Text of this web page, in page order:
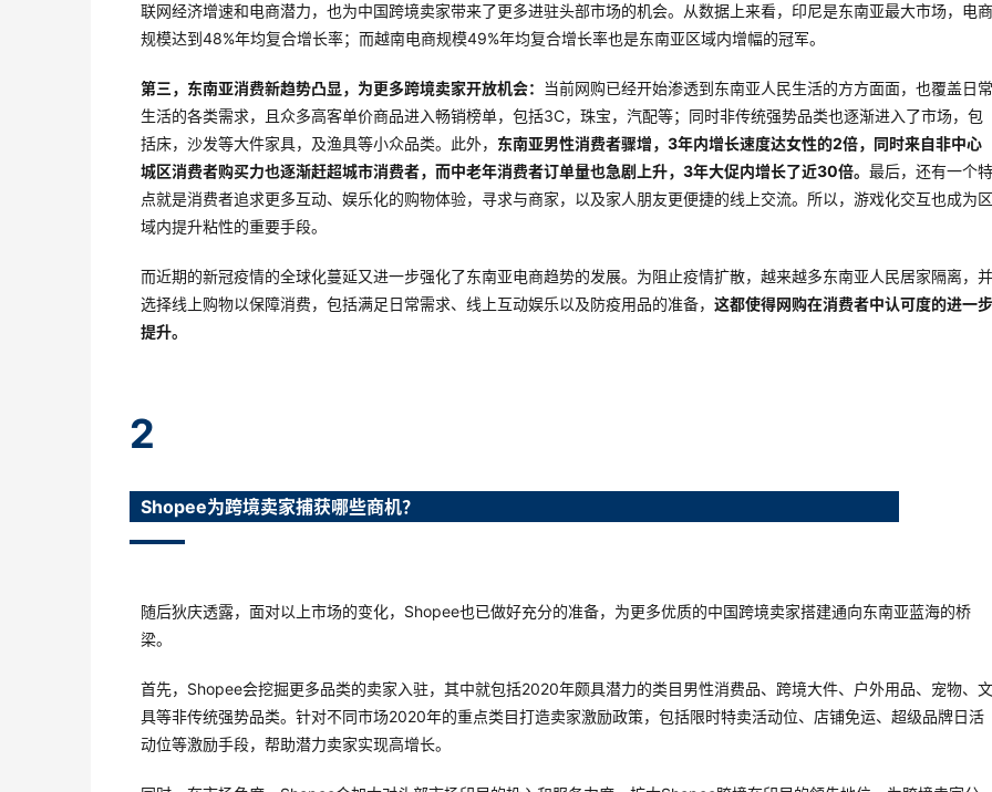
联网经济增速和电商潜力，也为中国跨境卖家带来了更多进驻头部市场的机会。从数据上来看，印尼是东南亚最大市场，电商
规模达到48%年均复合增长率；而越南电商规模49%年均复合增长率也是东南亚区域内增幅的冠军。
第三，东南亚消费新趋势凸显，为更多跨境卖家开放机会： 当前网购已经开始渗透到东南亚人民生活的方方面面，也覆盖日常
生活的各类需求，且众多高客单价商品进入畅销榜单，包括3C，珠宝，汽配等；同时非传统强势品类也逐渐进入了市场，包
括床，沙发等大件家具，及渔具等小众品类。此外， 东南亚男性消费者骤增，3年内增长速度达女性的2倍，同时来自非中心
城区消费者购买力也逐渐赶超城市消费者，而中老年消费者订单量也急剧上升，3年大促内增长了近30倍。 最后，还有一个特
点就是消费者追求更多互动、娱乐化的购物体验，寻求与商家，以及家人朋友更便捷的线上交流。所以，游戏化交互也成为区
域内提升粘性的重要手段。
而近期的新冠疫情的全球化蔓延又进一步强化了东南亚电商趋势的发展。为阻止疫情扩散，越来越多东南亚人民居家隔离，并
选择线上购物以保障消费，包括满足日常需求、线上互动娱乐以及防疫用品的准备， 这都使得网购在消费者中认可度的进一步
提升。
2
Shopee为跨境卖家捕获哪些商机？
随后狄庆透露，面对以上市场的变化，Shopee也已做好充分的准备，为更多优质的中国跨境卖家搭建通向东南亚蓝海的桥
梁。
首先，Shopee会挖掘更多品类的卖家入驻，其中就包括2020年颇具潜力的类目男性消费品、跨境大件、户外用品、宠物、文
具等非传统强势品类。针对不同市场2020年的重点类目打造卖家激励政策，包括限时特卖活动位、店铺免运、超级品牌日活
动位等激励手段，帮助潜力卖家实现高增长。